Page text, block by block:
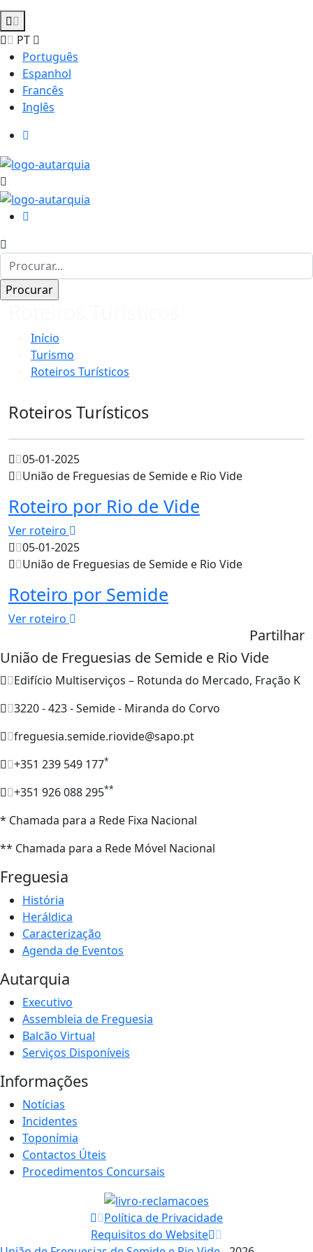
PT
Português
Espanhol
Francês
Inglês
Início
Turismo
Roteiros Turísticos
Roteiros Turísticos
05-01-2025
União de Freguesias de Semide e Rio Vide
Roteiro por Rio de Vide
Ver roteiro
05-01-2025
União de Freguesias de Semide e Rio Vide
Roteiro por Semide
Ver roteiro
Partilhar
União de Freguesias de Semide e Rio Vide
Edifício Multiserviços – Rotunda do Mercado, Fração K
3220 - 423 - Semide - Miranda do Corvo
freguesia.semide.riovide@sapo.pt
+351 239 549 177*
+351 926 088 295**
* Chamada para a Rede Fixa Nacional
** Chamada para a Rede Móvel Nacional
Freguesia
História
Heráldica
Caracterização
Agenda de Eventos
Autarquia
Executivo
Assembleia de Freguesia
Balcão Virtual
Serviços Disponíveis
Informações
Notícias
Incidentes
Toponímia
Contactos Úteis
Procedimentos Concursais
Política de Privacidade
Requisitos do Website